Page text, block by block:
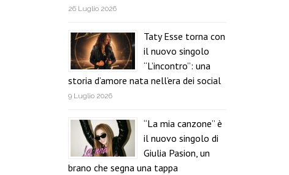
26 Luglio 2026
Taty Esse torna con
il nuovo singolo
“L’incontro”: una
storia d’amore nata nell’era dei social
9 Luglio 2026
“La mia canzone” è
il nuovo singolo di
Giulia Pasion, un
brano che segna una tappa